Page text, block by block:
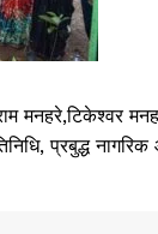
मनहरे,टिकेश्वर
प्रबुद्ध